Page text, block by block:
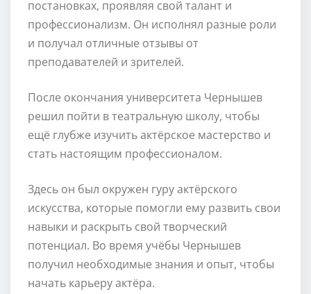
постановках, проявляя свой талант и
профессионализм. Он исполнял разные роли
и получал отличные отзывы от
преподавателей и зрителей.
После окончания университета Чернышев
решил пойти в театральную школу, чтобы
ещё глубже изучить актёрское мастерство и
стать настоящим профессионалом.
Здесь он был окружен гуру актёрского
искусства, которые помогли ему развить свои
навыки и раскрыть свой творческий
потенциал. Во время учёбы Чернышев
получил необходимые знания и опыт, чтобы
начать карьеру актёра.